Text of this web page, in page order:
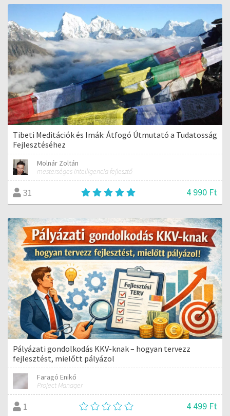
Tibeti Meditációk és Imák: Átfogó Útmutató a Tudatosság
Fejlesztéséhez
Molnár Zoltán
mesterséges intelligencia fejlesztő
31 4 990 Ft
Pályázati gondolkodás KKV-knak – hogyan tervezz
fejlesztést, mielőtt pályázol
Faragó Enikő
Project Manager
1 4 499 Ft